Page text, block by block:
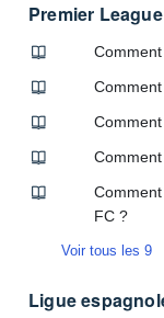
Premier
FC ?
Voir tous les 9
Ligue